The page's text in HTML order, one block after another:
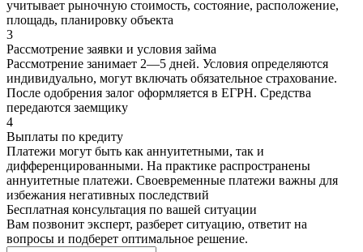
учитывает рыночную стоимость, состояние, расположение,
площадь, планировку объекта
3
Рассмотрение заявки и условия займа
Рассмотрение занимает 2—5 дней. Условия определяются
индивидуально, могут включать обязательное страхование.
После одобрения залог оформляется в ЕГРН. Средства
передаются заемщику
4
Выплаты по кредиту
Платежи могут быть как аннуитетными, так и
дифференцированными. На практике распространены
аннуитетные платежи. Своевременные платежи важны для
избежания негативных последствий
Бесплатная консультация по вашей ситуации
Вам позвонит эксперт, разберет ситуацию, ответит на
вопросы и подберет оптимальное решение.